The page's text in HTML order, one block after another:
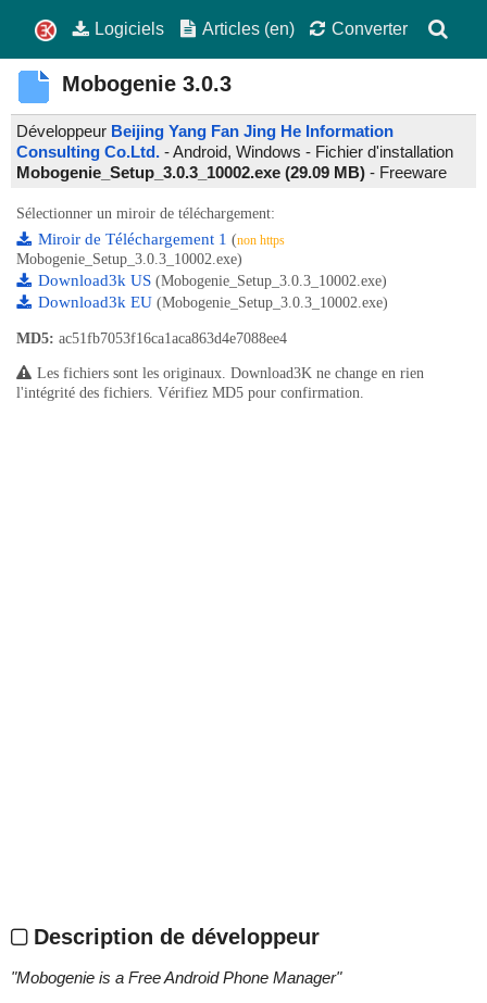
Logiciels Articles (en) Converter
Mobogenie 3.0.3
Développeur Beijing Yang Fan Jing He Information
Consulting Co.Ltd. - Android, Windows - Fichier d'installation
Mobogenie_Setup_3.0.3_10002.exe (29.09 MB) - Freeware
Sélectionner un miroir de téléchargement:
Miroir de Téléchargement 1 (non https
Mobogenie_Setup_3.0.3_10002.exe)
Download3k US (Mobogenie_Setup_3.0.3_10002.exe)
Download3k EU (Mobogenie_Setup_3.0.3_10002.exe)
MD5: ac51fb7053f16ca1aca863d4e7088ee4
Les fichiers sont les originaux. Download3K ne change en rien
l'intégrité des fichiers. Vérifiez MD5 pour confirmation.
Description de développeur
"Mobogenie is a Free Android Phone Manager"